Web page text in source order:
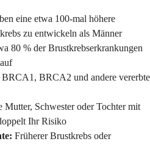
eine etwa 100-mal höhere
zu entwickeln als Männer
80 % der Brustkrebserkrankungen
BRCA1, BRCA2 und andere vererbte
Mutter, Schwester oder Tochter mit
Ihr Risiko
Früherer Brustkrebs oder